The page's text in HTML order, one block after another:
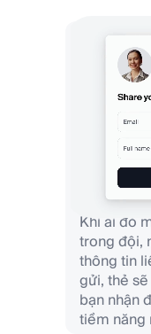
Khi ai đó
trong đội,
thông tin
gửi, thẻ
bạn nhận
tiềm năng